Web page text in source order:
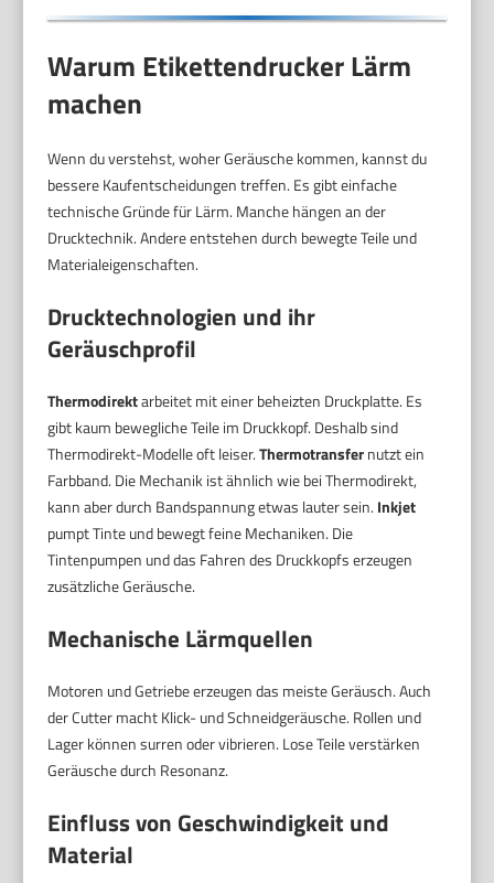
Warum Etikettendrucker Lärm
machen
Wenn du verstehst, woher Geräusche kommen, kannst du
bessere Kaufentscheidungen treffen. Es gibt einfache
technische Gründe für Lärm. Manche hängen an der
Drucktechnik. Andere entstehen durch bewegte Teile und
Materialeigenschaften.
Drucktechnologien und ihr
Geräuschprofil
Thermodirektarbeitet mit einer beheizten Druckplatte. Es
gibt kaum bewegliche Teile im Druckkopf. Deshalb sind
Thermodirekt-Modelle oft leiser.Thermotransfernutzt ein
Farbband. Die Mechanik ist ähnlich wie bei Thermodirekt,
kann aber durch Bandspannung etwas lauter sein. Inkjet
pumpt Tinte und bewegt feine Mechaniken. Die
Tintenpumpen und das Fahren des Druckkopfs erzeugen
zusätzliche Geräusche.
Mechanische Lärmquellen
Motoren und Getriebe erzeugen das meiste Geräusch. Auch
der Cutter macht Klick- und Schneidgeräusche. Rollen und
Lager können surren oder vibrieren. Lose Teile verstärken
Geräusche durch Resonanz.
Einfluss von Geschwindigkeit und
Material